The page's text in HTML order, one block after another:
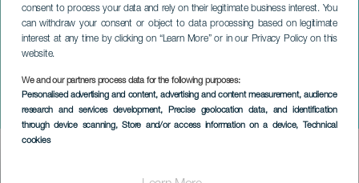
consent to process your data and rely on their legitimate business interest. You
can withdraw your consent or object to data processing based on legitimate
interest at any time by clicking on “Learn More” or in our Privacy Policy on this
website.
We and our partners process data for the following purposes:
Personalised advertising and content, advertising and content measurement, audience
research and services development, Precise geolocation data, and identification
through device scanning, Store and/or access information on a device, Technical
cookies
Julia Nikoliszak : Violon
seul